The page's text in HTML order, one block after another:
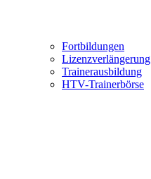
Fortbildungen
Lizenzverlängerung
Trainerausbildung
HTV-Trainerbörse